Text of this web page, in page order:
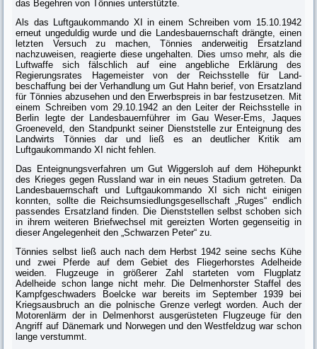
das Begehren von Tönnies unterstützte.
Als das Luftgaukommando XI in einem Schreiben vom 15.10.1942
erneut ungeduldig wurde und die Landesbauernschaft drängte, einen
letzten Versuch zu machen, Tönnies anderweitig Ersatzland
nachzuweisen, reagierte diese ungehalten. Dies umsomehr, als die
Luftwaffe sich fälschlich auf eine angebli­che Erklärung des
Regierungsrates Hagemeister von der Reichsstelle für Land­
beschaffung bei der Verhandlung um Gut Hahn berief, von Ersatzland
für Tönnies abzusehen und den Erwerbspreis in bar festzusetzen. Mit
einem Schreiben vom 29.10.1942 an den Leiter der Reichsstelle in
Berlin legte der Landesbauernführer im Gau Weser-Ems, Jaques
Groeneveld, den Standpunkt seiner Dienststelle zur Enteignung des
Landwirts Tönnies dar und ließ es an deutlicher Kritik am
Luftgaukommando XI nicht fehlen.
Das Enteignungsverfahren um Gut Wiggersloh auf dem Höhepunkt
des Krie­ges gegen Russland war in ein neues Stadium getreten. Da
Landesbauernschaft und Luftgaukommando XI sich nicht einigen
konnten, sollte die Reichsum­siedlungsgesellschaft „Ruges“ endlich
passendes Ersatzland finden. Die Dienst­stellen selbst schoben sich
in ihrem weiteren Briefwechsel mit gereizten Wor­ten gegenseitig in
dieser Angelegenheit den „Schwarzen Peter“ zu.
Tönnies selbst ließ auch nach dem Herbst 1942 seine sechs Kühe
und zwei Pferde auf dem Gebiet des Fliegerhorstes Adelheide
weiden. Flugzeuge in grö­ßerer Zahl starteten vom Flugplatz
Adelheide schon lange nicht mehr. Die Delmenhorster Staffel des
Kampfgeschwaders Boelcke war bereits im Septem­ber 1939 bei
Kriegsausbruch an die polnische Grenze verlegt worden. Auch der
Motorenlärm der in Delmenhorst ausgerüsteten Flugzeuge für den
Angriff auf Dänemark und Norwegen und den Westfeldzug war schon
lange verstummt.